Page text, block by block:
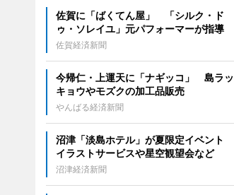
佐賀に「ばくてん屋」 「シルク・ド
ゥ・ソレイユ」元パフォーマーが指導
佐賀経済新聞
今帰仁・上運天に「ナギッコ」 島ラッ
キョウやモズクの加工品販売
やんばる経済新聞
沼津「淡島ホテル」が夏限定イベント
イラストサービスや星空観望会など
沼津経済新聞